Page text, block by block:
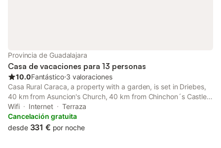
Provincia de Guadalajara
Casa de vacaciones para 13 personas
10.0Fantástico⋅3 valoraciones
Casa Rural Caraca, a property with a garden, is set in Driebes,
40 km from Asuncion's Church, 40 km from Chinchon´s Castle,
as well as 40 km from Plaza Mayor Chinchon.
Wifi Internet
Terraza
Cancelación gratuita
desde 331 € por noche